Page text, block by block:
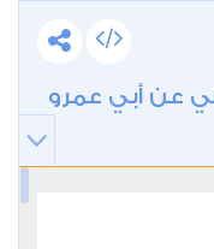
عن أبي عمرو